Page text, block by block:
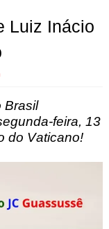
Luiz Inácio
Brasil
feira, 13
do Vaticano!